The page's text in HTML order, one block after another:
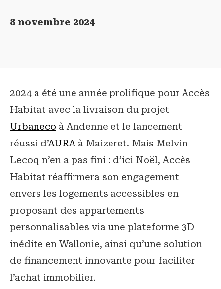
8 novembre 2024
2024 a été une année prolifique pour Accès
Habitat avec la livraison du projet
Urbaneco à Andenne et le lancement
réussi d’AURA à Maizeret. Mais Melvin
Lecoq n’en a pas fini : d’ici Noël, Accès
Habitat réaffirmera son engagement
envers les logements accessibles en
proposant des appartements
personnalisables via une plateforme 3D
inédite en Wallonie, ainsi qu’une solution
de financement innovante pour faciliter
l’achat immobilier.